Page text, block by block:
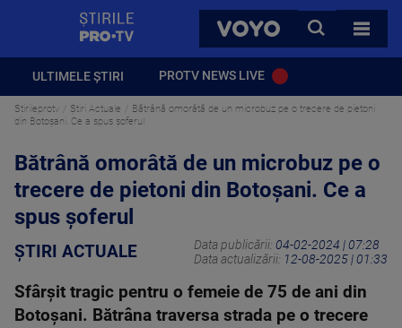
VOYO
CAUTA
TOATE
ULTIMELE ȘTIRI PROTV NEWS LIVE
Stirileprotv Știri Actuale
Bătrână omorâtă de un microbuz pe o trecere de pietoni
din Botoșani. Ce a spus șoferul
Bătrână omorâtă de un microbuz pe o
trecere de pietoni din Botoșani. Ce a
spus șoferul
ȘTIRI ACTUALE Data publicării: 04-02-2024 | 07:28
Data actualizării: 12-08-2025 | 01:33
Sfârșit tragic pentru o femeie de 75 de ani din
Botoșani. Bătrâna traversa strada pe o trecere